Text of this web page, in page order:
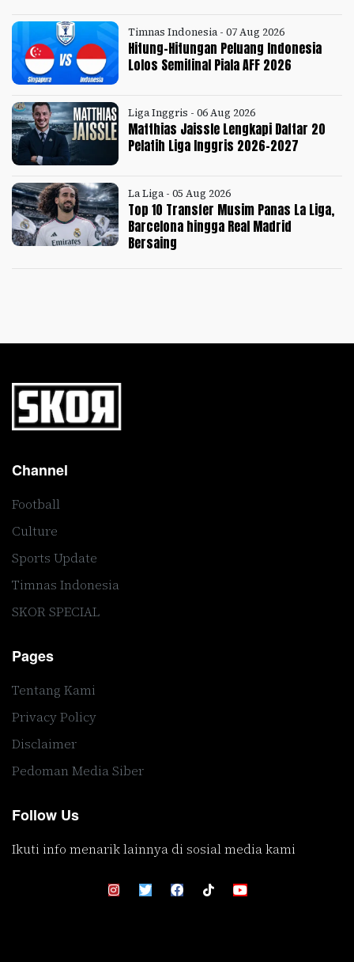
Timnas Indonesia - 07 Aug 2026
Hitung-Hitungan Peluang Indonesia
Lolos Semifinal Piala AFF 2026
Liga Inggris - 06 Aug 2026
Matthias Jaissle Lengkapi Daftar 20
Pelatih Liga Inggris 2026-2027
La Liga - 05 Aug 2026
Top 10 Transfer Musim Panas La Liga,
Barcelona hingga Real Madrid
Bersaing
Channel
Football
Culture
Sports Update
Timnas Indonesia
SKOR SPECIAL
Pages
Tentang Kami
Privacy Policy
Disclaimer
Pedoman Media Siber
Follow Us
Ikuti info menarik lainnya di sosial media kami